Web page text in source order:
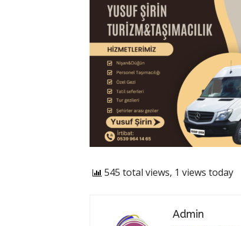
545 total views, 1 views today
Admin